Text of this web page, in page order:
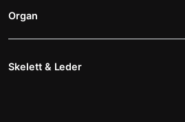
Organ
Skelett & Leder